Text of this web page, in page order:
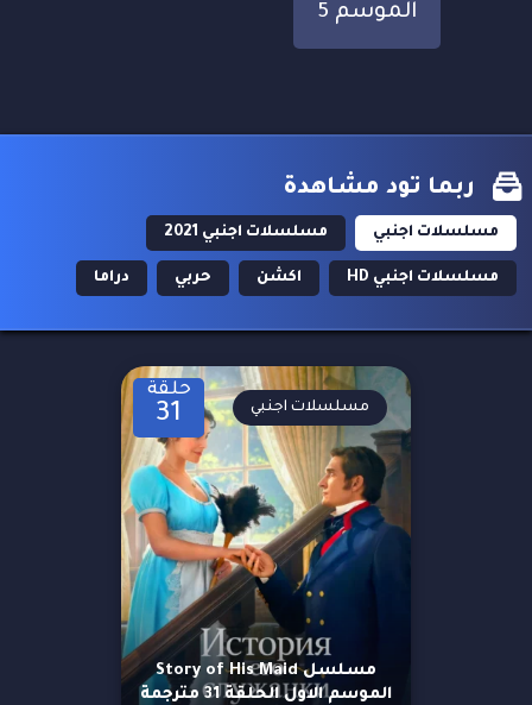
الموسم 5
ربما تود مشاهدة
مسلسلات اجنبي مسلسلات اجنبي 2021
مسلسلات اجنبي HD اكشن حربي دراما
حلقة
31
مسلسل Story of His Maid
الموسم الاول الحلقة 31 مترجمة
مسلسلات اجنبي